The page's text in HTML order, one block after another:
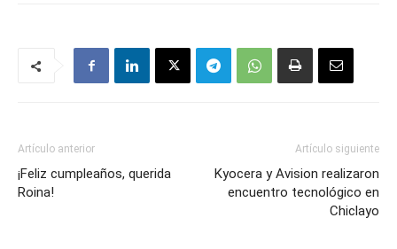
Artículo anterior
¡Feliz cumpleaños, querida
Roina!
Artículo siguiente
Kyocera y Avision realizaron
encuentro tecnológico en
Chiclayo